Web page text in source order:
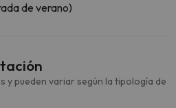
de verano)
y pueden variar según la tipología de